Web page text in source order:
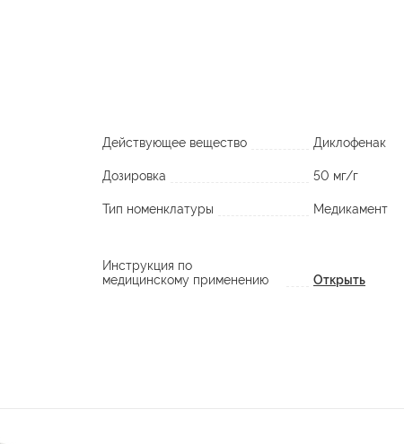
Действующее вещество Диклофенак
Дозировка 50 мг/г
Тип номенклатуры Медикамент
Инструкция по
медицинскому применению
Открыть